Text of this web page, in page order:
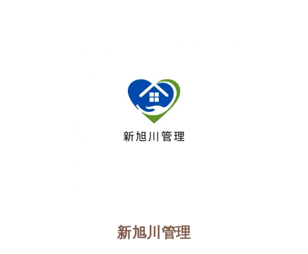
新旭川管理